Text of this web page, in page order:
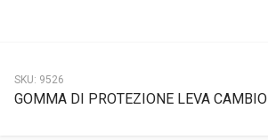
SKU: 9526
GOMMA DI PROTEZIONE LEVA CAMBIO